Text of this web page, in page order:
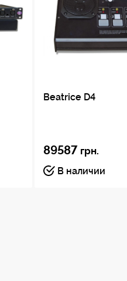
Beatrice D4
89587 грн.
В наличии